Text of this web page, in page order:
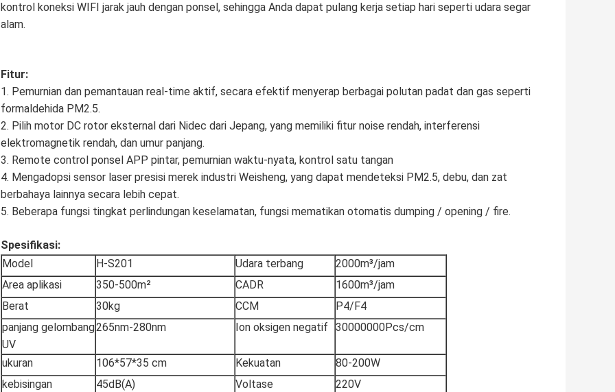
kontrol koneksi WIFI jarak jauh dengan ponsel, sehingga Anda dapat pulang kerja setiap hari seperti udara segar
alam.
Fitur:
1. Pemurnian dan pemantauan real-time aktif, secara efektif menyerap berbagai polutan padat dan gas seperti
formaldehida PM2.5.
2. Pilih motor DC rotor eksternal dari Nidec dari Jepang, yang memiliki fitur noise rendah, interferensi
elektromagnetik rendah, dan umur panjang.
3. Remote control ponsel APP pintar, pemurnian waktu-nyata, kontrol satu tangan
4. Mengadopsi sensor laser presisi merek industri Weisheng, yang dapat mendeteksi PM2.5, debu, dan zat
berbahaya lainnya secara lebih cepat.
5. Beberapa fungsi tingkat perlindungan keselamatan, fungsi mematikan otomatis dumping / opening / fire.
Spesifikasi:
Model
H-S201 Udara terbang
2000m³/jam
Area aplikasi
350-500m² CADR
1600m³/jam
Berat
30kg CCM
P4/F4
panjang gelombang
UV
265nm-280nm Ion oksigen negatif 30000000Pcs/cm
ukuran 106*57*35 cm Kekuatan
80-200W
kebisingan
45dB(A) Voltase
220V